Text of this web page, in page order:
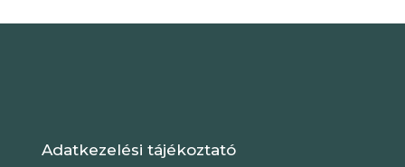
Adatkezelési tájékoztató